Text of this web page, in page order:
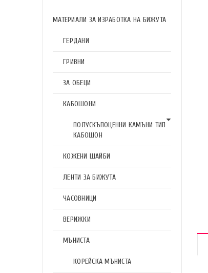
МАТЕРИАЛИ ЗА ИЗРАБОТКА НА БИЖУТА
ГЕРДАНИ
ГРИВНИ
ЗА ОБЕЦИ
КАБОШОНИ
ПОЛУСКЪПОЦЕННИ КАМЪНИ ТИП
КАБОШОН
КОЖЕНИ ШАЙБИ
ЛЕНТИ ЗА БИЖУТА
ЧАСОВНИЦИ
ВЕРИЖКИ
МЪНИСТА
КОРЕЙСКА МЪНИСТА